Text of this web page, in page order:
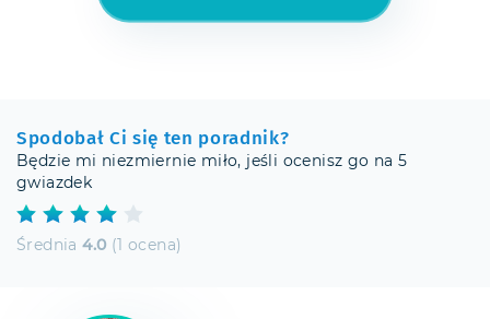
Spodobał Ci się ten poradnik?
Będzie mi niezmiernie miło, jeśli ocenisz go na 5
gwiazdek
Średnia4.0 (1 ocena)